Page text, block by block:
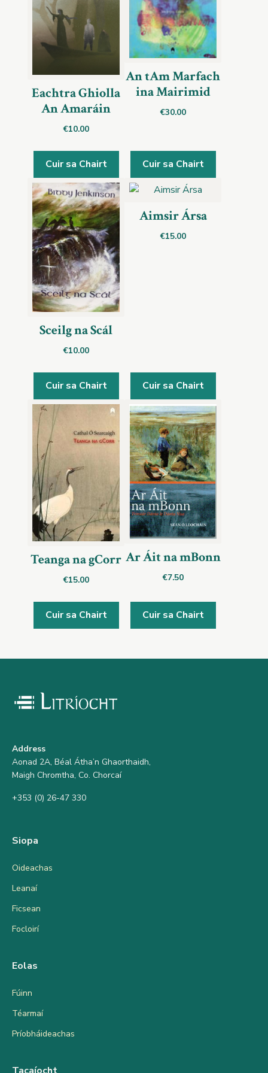
Eachtra Ghiolla
An Amaráin
€10.00
Cuir sa Chairt
An tAm Marfach
ina Mairimid
€30.00
Cuir sa Chairt
Sceilg na Scál
€10.00
Cuir sa Chairt
Aimsir Ársa
€15.00
Cuir sa Chairt
Teanga na gCorr
€15.00
Cuir sa Chairt
Ar Áit na mBonn
€7.50
Cuir sa Chairt
Address
Aonad 2A, Béal Átha’n Ghaorthaidh,
Maigh Chromtha, Co. Chorcaí
+353 (0) 26-47 330
Siopa
Oideachas
Leanaí
Ficsean
Focloirí
Eolas
Fúinn
Téarmaí
Príobháideachas